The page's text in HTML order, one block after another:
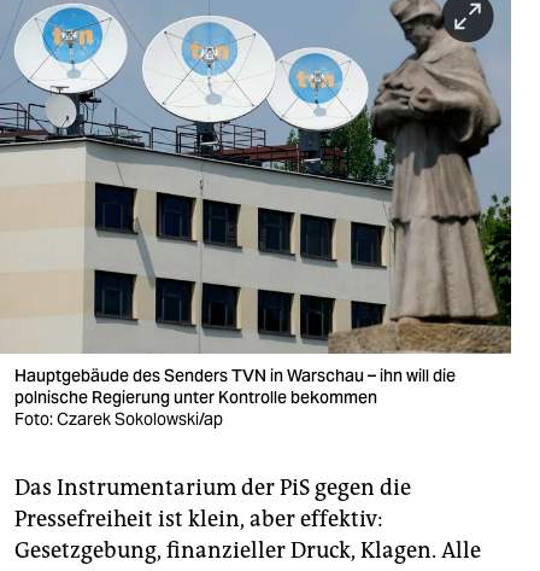
Hauptgebäude des Senders TVN in Warschau – ihn will die
polnische Regierung unter Kontrolle bekommen
Foto: Czarek Sokolowski/ap
Das Instrumentarium der PiS gegen die
Pressefreiheit ist klein, aber effektiv:
Gesetzgebung, finanzieller Druck, Klagen. Alle